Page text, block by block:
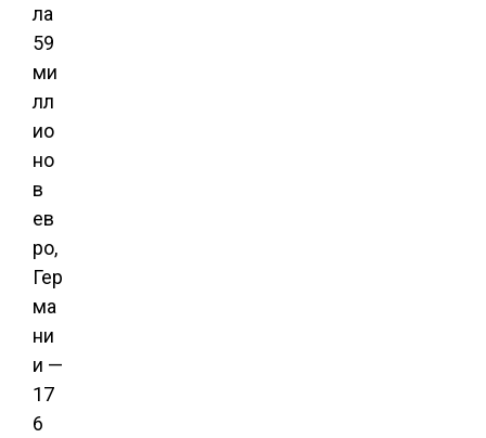
ла
59
ми
лл
ио
но
в
ев
ро,
Гер
ма
ни
и —
17
6